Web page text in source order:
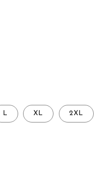
L XL 2XL